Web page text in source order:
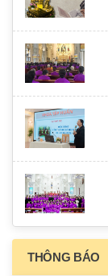
THÔNG BÁO